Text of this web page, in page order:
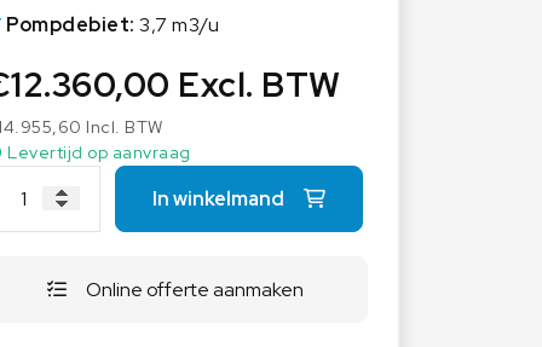
OIML Klasse M3
Overige weegschalen
Dierenweegschalen
Draagbare weegschalen
Industrie 4.0
Veerweegschalen
Pompdebiet:3,7 m3/u
12.360,00 Excl. BTW
Incl. BTW
Levertijd op aanvraag
In winkelmand
Online offerte aanmaken